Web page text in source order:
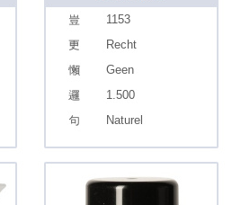
1153
Recht
Geen
1.500
Naturel